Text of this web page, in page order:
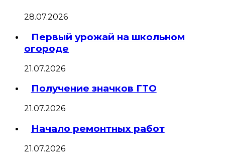
28.07.2026
Первый урожай на школьном
огороде
21.07.2026
Получение значков ГТО
21.07.2026
Начало ремонтных работ
21.07.2026